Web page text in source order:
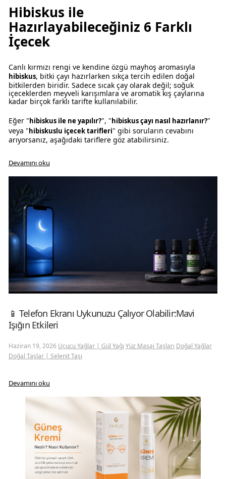
Hibiskus ile
Hazırlayabileceğiniz 6 Farklı
İçecek
Canlı kırmızı rengi ve kendine özgü mayhoş aromasıyla
hibiskus, bitki çayı hazırlarken sıkça tercih edilen doğal
bitkilerden biridir. Sadece sıcak çay olarak değil; soğuk
içeceklerden meyveli karışımlara ve aromatik kış çaylarına
kadar birçok farklı tarifte kullanılabilir.
Eğer "hibiskus ile ne yapılır?", "hibiskus çayı nasıl hazırlanır?"
veya "hibiskuslu içecek tarifleri" gibi soruların cevabını
arıyorsanız, aşağıdaki tariflere göz atabilirsiniz.
Devamını oku
📱 Telefon Ekranı Uykunuzu Çalıyor Olabilir:Mavi
Işığın Etkileri
Haziran 19, 2026 Uçucu Yağlar | Gül Yağı Yüz Masaj Taşları Doğal Yağlar
Doğal Taşlar | Selenit Taşı
Devamını oku